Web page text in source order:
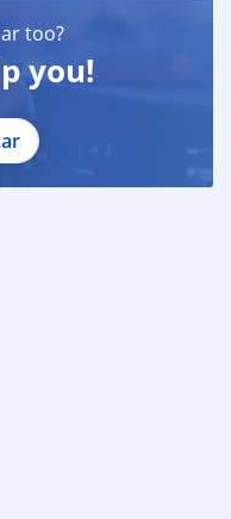
too?
you!